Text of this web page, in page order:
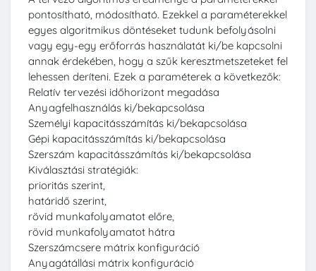
pontosítható, módosítható. Ezekkel a paraméterekkel
egyes algoritmikus döntéseket tudunk befolyásolni
vagy egy-egy erőforrás használatát ki/be kapcsolni
annak érdekében, hogy a szűk keresztmetszeteket fel
lehessen deríteni. Ezek a paraméterek a következők:
Relatív tervezési időhorizont megadása
Anyagfelhasználás ki/bekapcsolása
Személyi kapacitásszámítás ki/bekapcsolása
Gépi kapacitásszámítás ki/bekapcsolása
Szerszám kapacitásszámítás ki/bekapcsolása
Kiválasztási stratégiák:
prioritás szerint,
határidő szerint,
rövid munkafolyamatot előre,
rövid munkafolyamatot hátra
Szerszámcsere mátrix konfiguráció
Anyagátállási mátrix konfiguráció